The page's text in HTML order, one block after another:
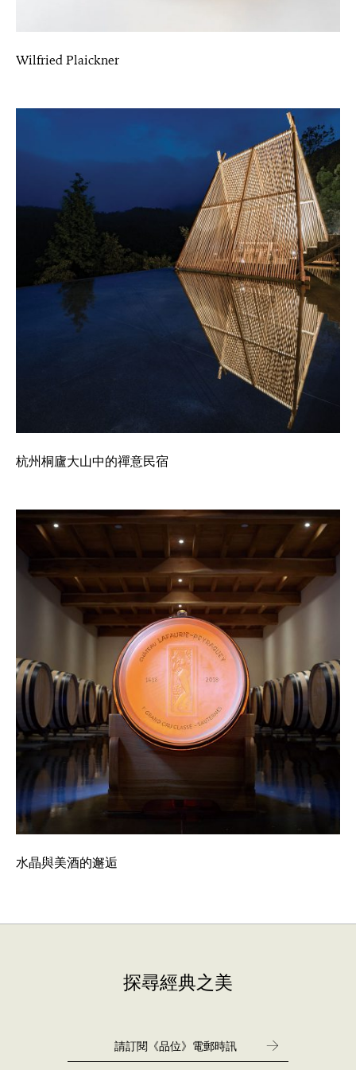
Wilfried Plaickner
杭州桐廬大山中的禪意民宿
水晶與美酒的邂逅
探尋經典之美